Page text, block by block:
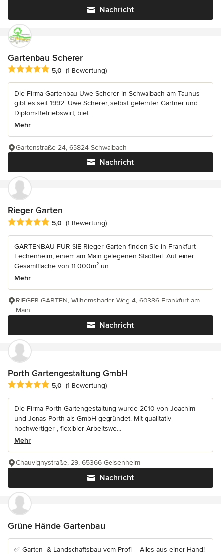
Nachricht
Gartenbau Scherer
Durchschnittliche Bewertung: 5 von 5 Sternen
5,0 (1 Bewertung)
Die Firma Gartenbau Uwe Scherer in Schwalbach am Taunus
gibt es seit 1992. Uwe Scherer, selbst gelernter Gärtner und
Diplom-Betriebswirt, biet...
Mehr
Nachricht
Gartenstraße 24, 65824 Schwalbach
Rieger Garten
Durchschnittliche Bewertung: 5 von 5 Sternen
5,0 (1 Bewertung)
GARTENBAU FÜR SIE Rieger Garten finden Sie in Frankfurt
Fechenheim, einem am Main gelegenen Stadtteil. Auf einer
Gesamtfläche von 11.000m² un...
Mehr
Nachricht
RIEGER GARTEN, Wilhemsbader Weg 4, 60386 Frankfurt am
Main
Porth Gartengestaltung GmbH
Durchschnittliche Bewertung: 5 von 5 Sternen
5,0 (1 Bewertung)
Die Firma Porth Gartengestaltung wurde 2010 von Joachim
und Jonas Porth als GmbH gegründet. Mit qualitativ
hochwertiger-, flexibler Arbeitswe...
Mehr
Nachricht
Chauvignystraße, 29, 65366 Geisenheim
Grüne Hände Gartenbau
✅ Garten- & Landschaftsbau vom Profi – Alles aus einer Hand!